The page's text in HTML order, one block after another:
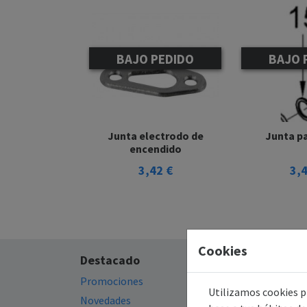
BAJO PEDIDO
Junta electrodo de
encendido
3,42 €
BAJO
Junta
Destacado
Promociones
Novedades
Información
Política de cookies
Cookies
Utilizamos cookies